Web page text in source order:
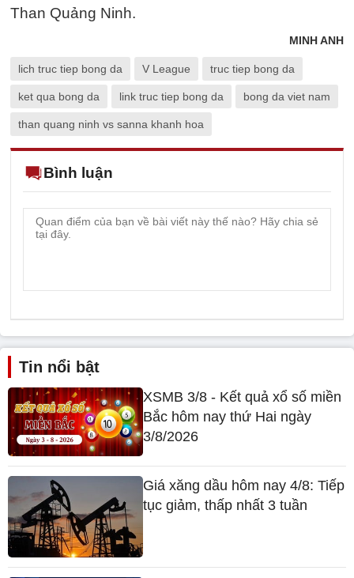
Than Quảng Ninh.
MINH ANH
lich truc tiep bong da V League truc tiep bong da
ket qua bong da link truc tiep bong da bong da viet nam
than quang ninh vs sanna khanh hoa
Bình luận
Tin nổi bật
XSMB 3/8 - Kết quả xổ số miền
Bắc hôm nay thứ Hai ngày
3/8/2026
Giá xăng dầu hôm nay 4/8: Tiếp
tục giảm, thấp nhất 3 tuần